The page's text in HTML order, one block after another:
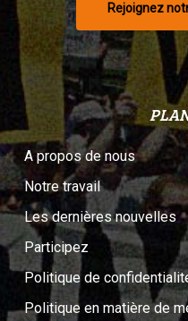
Rejoignez
A propos de nous
Notre travail
Les dernières nouvelles
Participez
Politique de
Politique en matière de